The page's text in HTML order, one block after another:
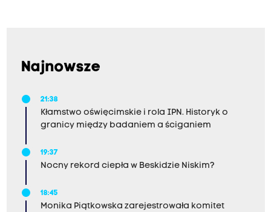
Najnowsze
21:38
Kłamstwo oświęcimskie i rola IPN. Historyk o
granicy między badaniem a ściganiem
19:37
Nocny rekord ciepła w Beskidzie Niskim?
18:45
Monika Piątkowska zarejestrowała komitet